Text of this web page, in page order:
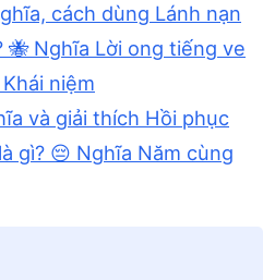
cách dùng Lánh nạn
🐝 Nghĩa Lời ong tiếng ve
niệm
và giải thích Hồi phục
gì? 😔 Nghĩa Năm cùng